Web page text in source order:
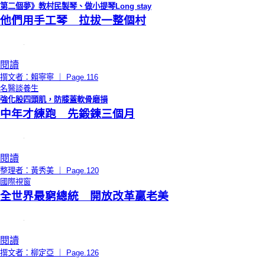
第二個夢》教村民製琴、做小提琴Long stay
他們用手工琴 拉拔一整個村
閱讀
撰文者：賴寧寧 ｜ Page.116
名醫談養生
強化股四頭肌，防膝蓋軟骨磨損
中年才練跑 先鍛鍊三個月
閱讀
整理者：黃秀美 ｜ Page.120
國際視窗
全世界最窮總統 開放改革贏老美
閱讀
撰文者：柳定亞 ｜ Page.126